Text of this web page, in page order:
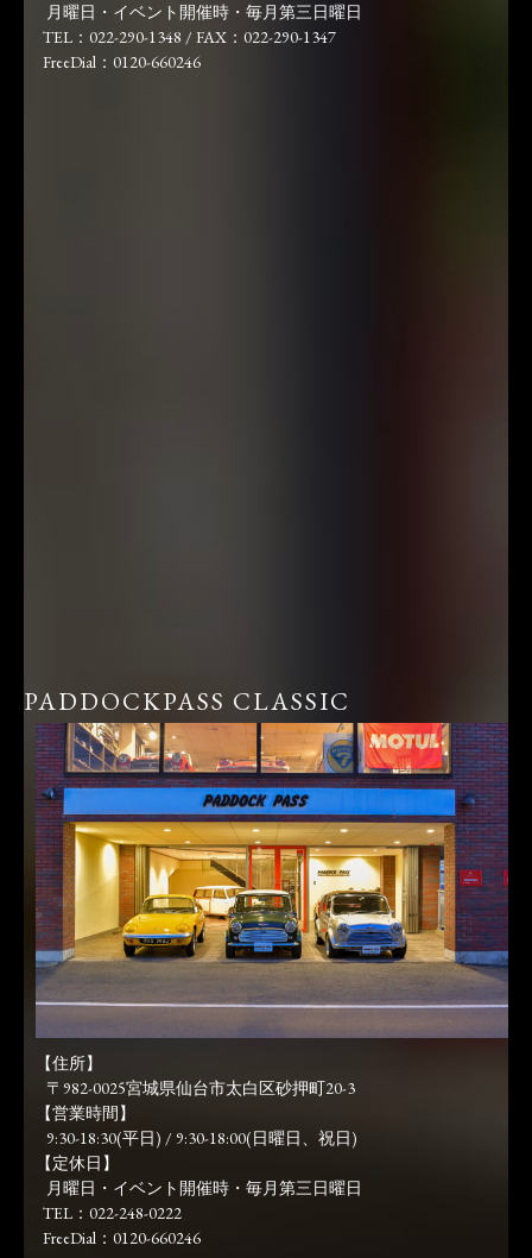
月曜日・イベント開催時・毎月第三日曜日
TEL：022-290-1348 / FAX：022-290-1347
FreeDial：0120-660246
PADDOCKPASS CLASSIC
【住所】
〒982-0025宮城県仙台市太白区砂押町20-3
【営業時間】
9:30-18:30(平日) / 9:30-18:00(日曜日、祝日)
【定休日】
月曜日・イベント開催時・毎月第三日曜日
TEL：022-248-0222
FreeDial：0120-660246